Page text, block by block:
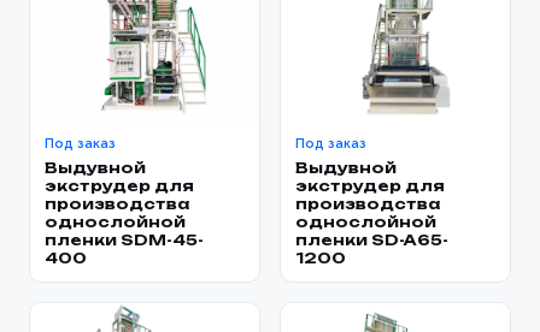
Под заказ
Выдувной
экструдер для
производства
однослойной
пленки SDM-45-
400
Под заказ
Выдувной
экструдер для
производства
однослойной
пленки SD-A65-
1200